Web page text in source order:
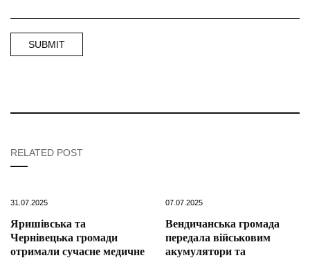
RELATED POST
31.07.2025
Яришівська та
Чернівецька громади
отримали сучасне медичне
07.07.2025
Вендичанська громада
передала військовим
акумулятори та